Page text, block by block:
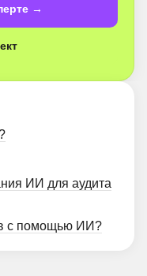
→
ИИ для аудита
с помощью ИИ?